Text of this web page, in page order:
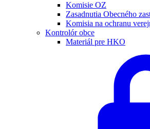
Komisie OZ
Zasadnutia Obecného
Komisia na ochranu
Kontrolór obce
Materiál pre HKO